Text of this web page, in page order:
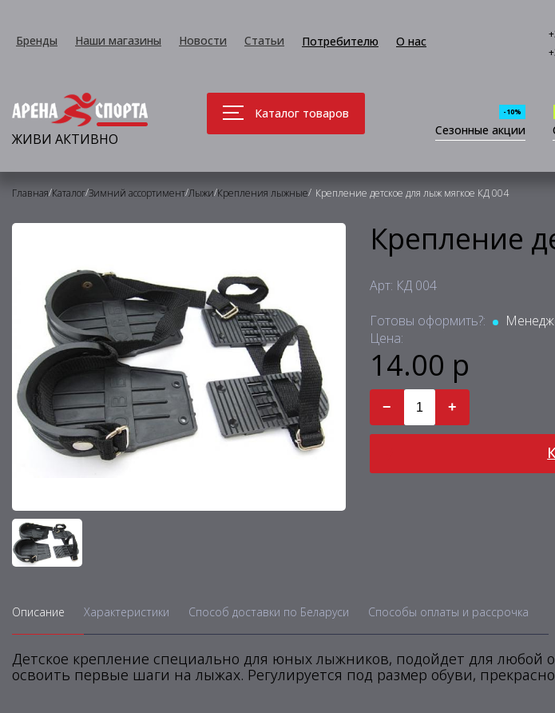
Бренды Наши магазины Новости Статьи Потребителю О нас
ЖИВИ АКТИВНО
Каталог товаров
Сезонные акции
-10%
Главная/Каталог/Зимний ассортимент/Лыжи/Крепления лыжные/ Крепление детское для лыж мягкое КД 004
Крепление
Арт: КД 004
Готовы оформить?:
Цена:
14.00 р
− +
Описание Характеристики Способ доставки по Беларуси Способы оплаты и рассрочка
Детское крепление специально для юных лыжников, подойдет для любой
освоить первые шаги на лыжах. Регулируется под размер обуви,